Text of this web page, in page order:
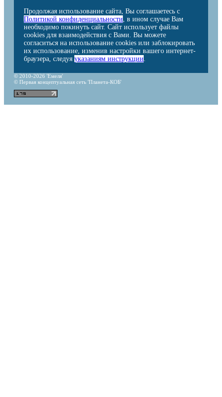
Продолжая использование сайта, Вы соглашаетесь с
Политикой конфиденциальности, в ином случае Вам
необходимо покинуть сайт. Сайт использует файлы
cookies для взаимодействия с Вами. Вы можете
согласиться на использование cookies или заблокировать
их использование, изменив настройки вашего интернет-
браузера, следуя указаниям инструкции.
© 2010-2026 'Емеля'
© Первая концептуальная сеть 'Планета-КОБ'